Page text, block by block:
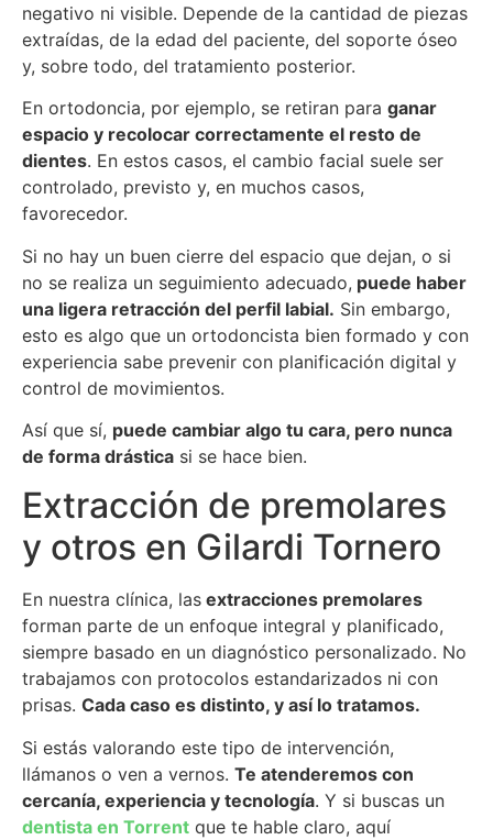
negativo ni visible. Depende de la cantidad de piezas
extraídas, de la edad del paciente, del soporte óseo
y, sobre todo, del tratamiento posterior.
En ortodoncia, por ejemplo, se retiran para ganar
espacio y recolocar correctamente el resto de
dientes. En estos casos, el cambio facial suele ser
controlado, previsto y, en muchos casos,
favorecedor.
Si no hay un buen cierre del espacio que dejan, o si
no se realiza un seguimiento adecuado, puede haber
una ligera retracción del perfil labial. Sin embargo,
esto es algo que un ortodoncista bien formado y con
experiencia sabe prevenir con planificación digital y
control de movimientos.
Así que sí, puede cambiar algo tu cara, pero nunca
de forma drástica si se hace bien.
Extracción de premolares
y otros en Gilardi Tornero
En nuestra clínica, las extracciones premolares
forman parte de un enfoque integral y planificado,
siempre basado en un diagnóstico personalizado. No
trabajamos con protocolos estandarizados ni con
prisas. Cada caso es distinto, y así lo tratamos.
Si estás valorando este tipo de intervención,
llámanos o ven a vernos. Te atenderemos con
cercanía, experiencia y tecnología. Y si buscas un
dentista en Torrent que te hable claro, aquí